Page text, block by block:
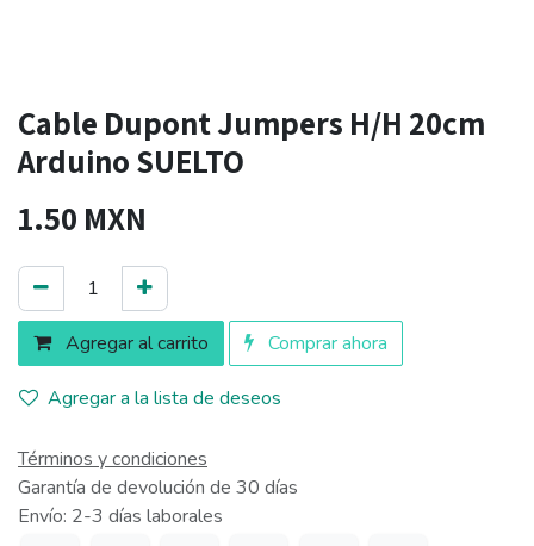
Cable Dupont Jumpers H/H 20cm
Arduino SUELTO
1.50 MXN
Agregar al carrito Comprar ahora
Agregar a la lista de deseos
Términos y condiciones
Garantía de devolución de 30 días
Envío: 2-3 días laborales